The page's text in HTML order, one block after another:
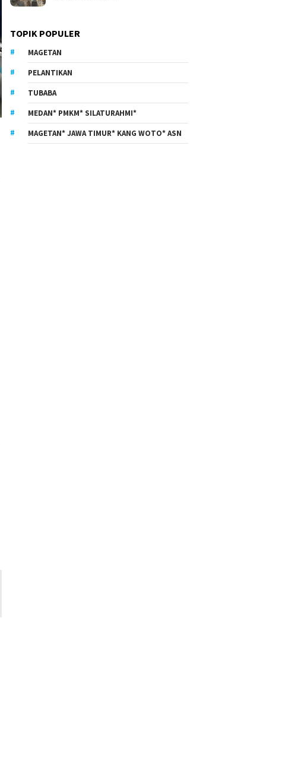
TOPIK POPULER
MAGETAN
PELANTIKAN
TUBABA
MEDAN* PMKM* SILATURAHMI*
MAGETAN* JAWA TIMUR* KANG WOTO* ASN